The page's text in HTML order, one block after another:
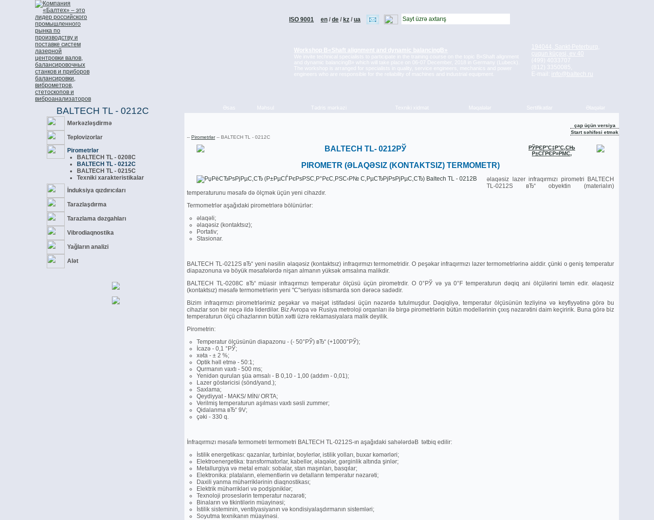
ISO 9001 en / de / kz / ua
Workshop В«Shaft alignment and dynamic balancingВ»
We invite technical specialists to participate in the training course on the topic В«Shaft alignment
and dynamic balancingВ» which will take place on 06-07 December, 2018 in Germany (Lubeck).
The workshop is arranged for specialists in quality, service engineers, mechanics and power
engineers who are responsible for the reliability of machines and industrial equipment.
194044, Sankt-Peterburq,
çuqun küçәsi, ev 40
(499) 4033707
(812) 3350085,
E-mail: info@baltech.ru
Əsas Mәhsul Tәdris mәrkәzi Texniki xidmәt Mәqalәlәr Sertifikatlar Əlaqәlәr
BALTECH TL - 0212C
Mәrkәzlәşdirmә
Teplovizorlar
Pirometrlәr
BALTECH TL - 0208C
BALTECH TL - 0212C
BALTECH TL - 0215C
Texniki xarakteristikalar
İnduksiya qızdırıcıları
Tarazlaşdırma
Tarazlama dәzgahları
Vibrodiaqnostika
Yağların analizi
Alәt
çap üçün versiya
Start sәhifәsi etmәk
-- Pirometrlәr-- BALTECH TL - 0212C
РЎРЄР°С‡Р°С‚СЊ
Р±СЃРЄР»РΜС‚
BALTECH TL- 0212РЎ
PIROMETR (ӘLAQӘSIZ (KONTAKTSIZ) TERMOMETR)
әlaqәsiz lazer infraqırmızı pirometri BALTECH
TL-0212S вЂ“ obyektin (materialın)
temperaturunu mәsafә dә ölçmәk üçün yeni cihazdır.
Termometrlәr aşağıdaki pirometrlәrә bölünürlәr:
әlaqәli;
әlaqәsiz (kontaktsız);
Portativ;
Stasionar.
BALTECH TL-0212S вЂ“ yeni nәsilin әlaqәsiz (kontaktsız) infraqırmızı termometridir. O peşәkar infraqırmızı lazer termometrlәrinә aiddir. çünki o geniş temperatur
diapazonuna vә böyük mәsafәlәrdә nişan almanın yüksәk әmsalına malikdir.
BALTECH TL-0208C вЂ“ müasir infraqırmızı temperatur ölçüsü üçün pirometrdir. O 0°РЎ vә ya 0°F temperaturun dәqiq ani ölçülәrini tәmin edir. әlaqәsiz
(kontaktsız) mәsafә termometrlәrin yeni "C"seriyası istismarda son dәrәcә sadәdir.
Bizim infraqırmızı pirometrlәrimiz peşәkar vә mәişәt istifadәsi üçün nәzәrdә tutulmuşdur. Dәqiqliyә, temperatur ölçüsünün tezliyinә vә keyfiyyәtinә görә bu
cihazlar son bir neçә ildә liderdilәr. Biz Avropa vә Rusiya metroloji orqanları ilә birgә pirometrlәrin bütün modellәrinin çıxış nәzarәtini daim keçiririk. Buna görә biz
temperaturun ölçü cihazlarının bütün xәtti üzrә reklamasiyalara malik deyilik.
Pirometrin:
Temperatur ölçüsünün diapazonu - (- 50°РЎ) вЂ“ (+1000°РЎ);
İcazә - 0,1 °РЎ;
xәta - ± 2 %;
Optik hәll etmә - 50:1;
Qurmanın vaxtı - 500 ms;
Yenidәn qurulan şüa әmsalı - В 0,10 - 1,00 (addım - 0,01);
Lazer göstәricisi (sönd/yand.);
Saxlama;
Qeydiyyat - MAKS/ MİN/ ORTA;
Verilmiş temperaturun aşılması vaxtı sәsli zummer;
Qidalanma вЂ“ 9V;
çәki - 330 q.
İnfraqırmızı mәsafә termometri termometri BALTECH TL-0212S-ın aşağıdaki sahәlәrdәВ tәtbiq edilir:
İstilik energetikası: qazanlar, turbinlәr, boylerlәr, istilik yolları, buxar kәmәrlәri;
Elektroenergetika: transformatorlar, kabellәr, әlaqәlәr, gәrginlik altında şinlәr;
Metallurgiya vә metal emalı: sobalar, stan maşınları, basqılar;
Elektronika: plataların, elementlәrin vә detalların temperatur nәzarәti;
Daxili yanma mühәrriklәrinin diaqnostikası;
Elektrik mühәrriklәri vә podşipniklәr;
Texnoloji proseslәrin temperatur nәzarәti;
Binaların vә tikintilәrin müayinәsi;
İstilik sisteminin, ventilyasiyanın vә kondisiyalaşdırmanın sistemlәri;
Soyutma texnikanın müayinәsi.